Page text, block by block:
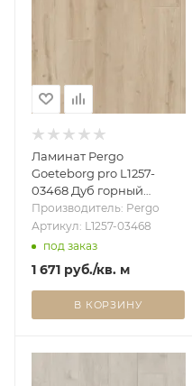
Ламинат Pergo
Goeteborg pro L1257-
03468 Дуб горный
аутентичный светлый
(1,596 м2)
Производитель: Pergo
Артикул: L1257-03468
под заказ
1 671 руб./кв. м
В КОРЗИНУ